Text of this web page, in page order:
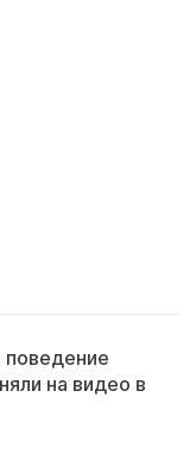
поведение
на видео в